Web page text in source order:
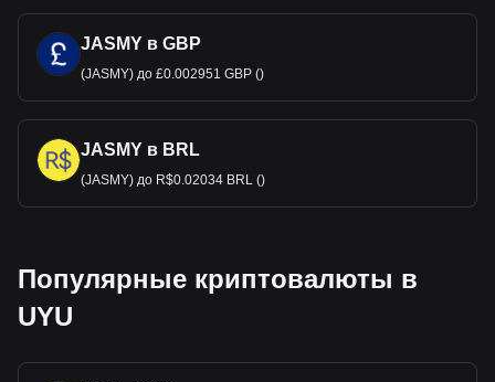
JASMY в GBP
(JASMY) до £0.002951 GBP ()
JASMY в BRL
(JASMY) до R$0.02034 BRL ()
Популярные криптовалюты в
UYU